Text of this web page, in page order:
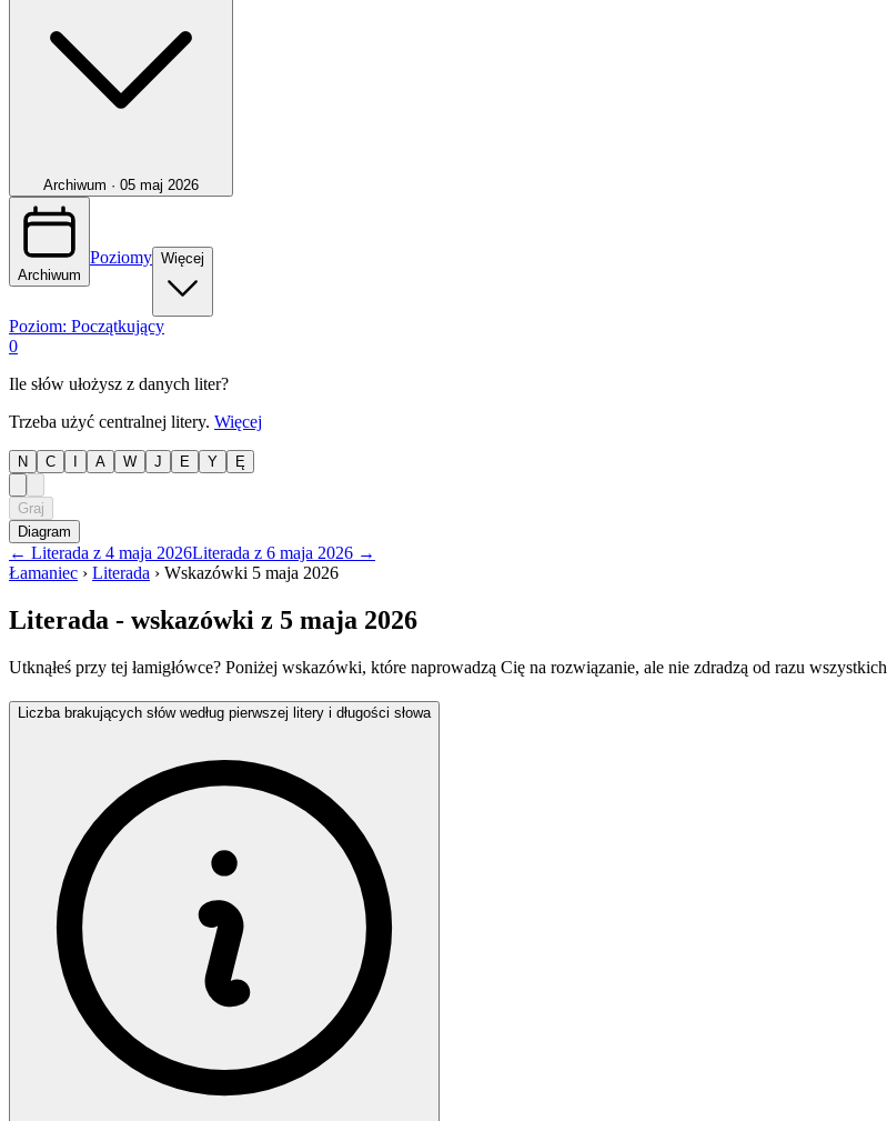
Archiwum · 05 maj 2026
Archiwum
Poziomy Więcej
Poziom: Początkujący
0
Ile słów ułożysz z danych liter?
Trzeba użyć centralnej litery. Więcej
N C A W J E Y Ę
Graj
Diagram
← Literada z 4 maja 2026Literada z 6 maja 2026 →
Łamaniec › Literada › Wskazówki 5 maja 2026
Literada - wskazówki z 5 maja 2026
Utknąłeś przy tej łamigłówce? Poniżej wskazówki, które naprowadzą Cię na rozwiązanie, ale nie zdradzą od razu
Liczba brakujących słów według pierwszej litery i długości słowa